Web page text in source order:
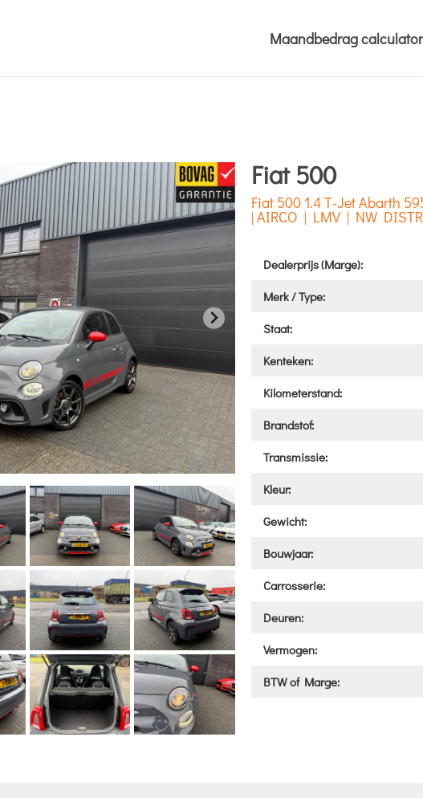
Maandbedrag calculator
Fiat 500
Fiat 500 1.4 T-Jet Abarth
| AIRCO | LMV | NW
Dealerprijs (Marge):
Merk / Type:
Staat:
Kenteken:
Kilometerstand:
Brandstof:
Transmissie:
Kleur:
Gewicht:
Bouwjaar:
Carrosserie:
Deuren:
Vermogen:
BTW of Marge: